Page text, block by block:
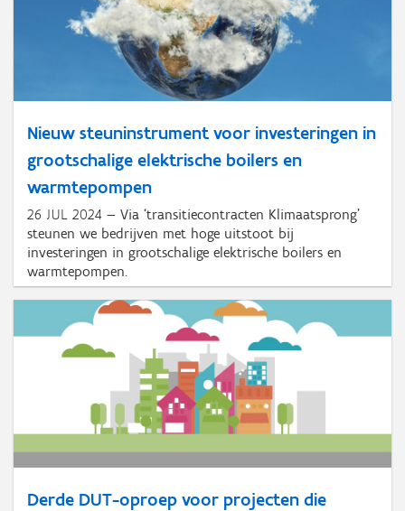
Nieuw steuninstrument voor investeringen in
grootschalige elektrische boilers en
warmtepompen
26 JUL 2024
Via ‘transitiecontracten Klimaatsprong’
steunen we bedrijven met hoge uitstoot bij
investeringen in grootschalige elektrische boilers en
warmtepompen.
Derde DUT-oproep voor projecten die